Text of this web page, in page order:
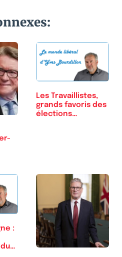
Les Travaillistes,
grands favoris des
élections…
: